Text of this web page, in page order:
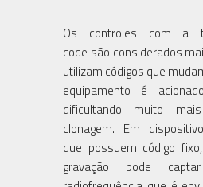
Os controles com a
code são considerados
utilizam códigos que
equipamento é
dificultando muito
clonagem. Em
que possuem código
gravação pode